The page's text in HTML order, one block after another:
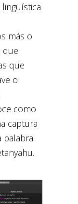
más o
que
que
o
como
captura
palabra